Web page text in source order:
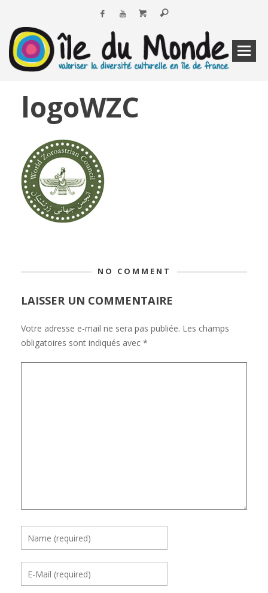
logoWZC
NO COMMENT
LAISSER UN COMMENTAIRE
Votre adresse e-mail ne sera pas publiée. Les champs
obligatoires sont indiqués avec *